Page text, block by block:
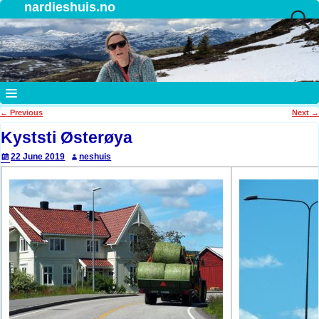
nardieshuis.no
Post navigation
← Previous Next →
Kyststi Østerøya
22 June 2019 neshuis